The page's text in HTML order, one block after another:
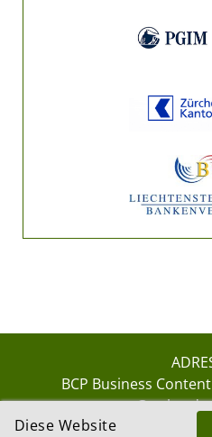
BCP Business
8002
Diese Website